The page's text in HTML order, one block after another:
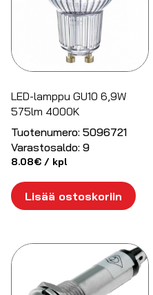
LED-lamppu GU10 6,9W
575lm 4000K
Tuotenumero: 5096721
Varastosaldo: 9
8.08€ / kpl
Lisää ostoskoriin